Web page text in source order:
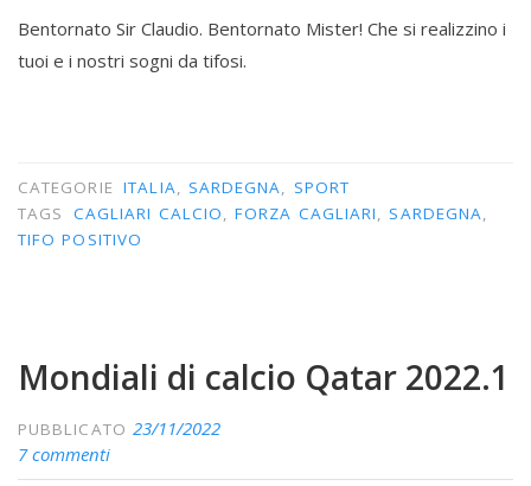
Bentornato Sir Claudio. Bentornato Mister! Che si realizzino i
tuoi e i nostri sogni da tifosi.
CATEGORIE ITALIA, SARDEGNA, SPORT
TAGS
CAGLIARI CALCIO,FORZA CAGLIARI, SARDEGNA,
TIFO POSITIVO
Mondiali di calcio Qatar 2022.1
PUBBLICATO 23/11/2022
7 commenti